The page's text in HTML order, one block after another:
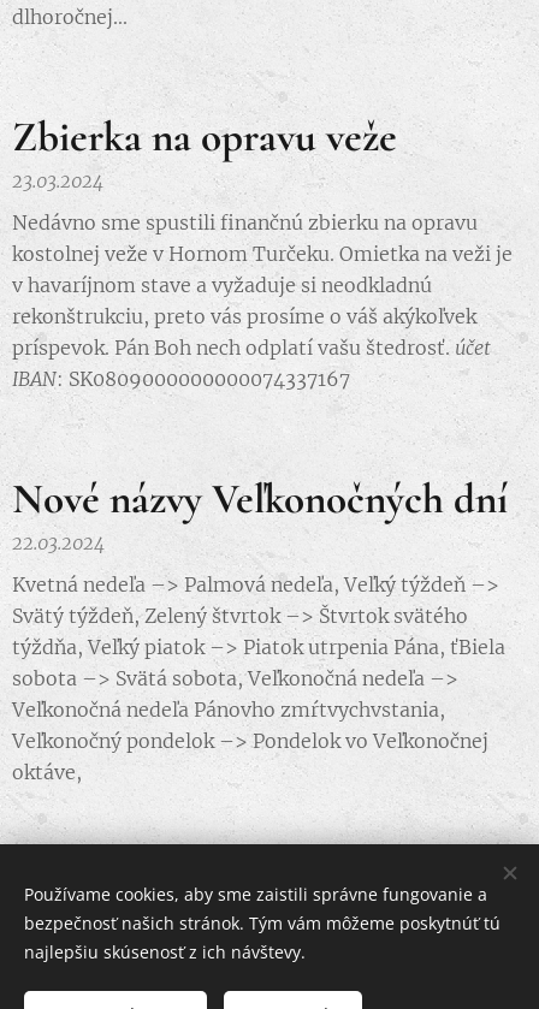
dlhoročnej...
Zbierka na opravu veže
23.03.2024
Nedávno sme spustili finančnú zbierku na opravu
kostolnej veže v Hornom Turčeku. Omietka na veži je
v havaríjnom stave a vyžaduje si neodkladnú
rekonštrukciu, preto vás prosíme o váš akýkoľvek
príspevok. Pán Boh nech odplatí vašu štedrosť.účet
IBAN: SK0809000000000074337167
Nové názvy Veľkonočných dní
22.03.2024
Kvetná nedeľa –> Palmová nedeľa, Veľký týždeň –>
Svätý týždeň, Zelený štvrtok –> Štvrtok svätého
týždňa, Veľký piatok –> Piatok utrpenia Pána, ťBiela
sobota –> Svätá sobota, Veľkonočná nedeľa –>
Veľkonočná nedeľa Pánovho zmŕtvychvstania,
Veľkonočný pondelok –> Pondelok vo Veľkonočnej
oktáve,
Rímskokatolícky farský úrad
Kremnické Bane 73, 967 01
Používame cookies, aby sme zaistili správne fungovanie a
bezpečnosť našich stránok. Tým vám môžeme poskytnúť tú
najlepšiu skúsenosť z ich návštevy.